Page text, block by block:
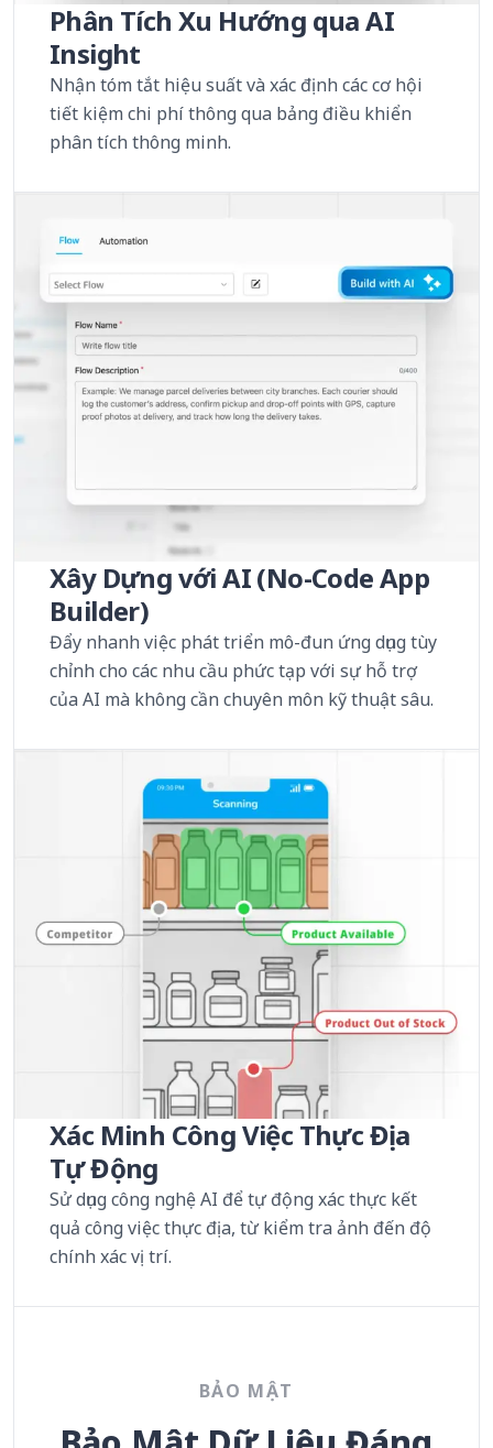
Phân Tích Xu Hướng qua AI
Insight
Nhận tóm tắt hiệu suất và xác định các cơ hội
tiết kiệm chi phí thông qua bảng điều khiển
phân tích thông minh.
Xây Dựng với AI (No-Code App
Builder)
Đẩy nhanh việc phát triển mô-đun ứng dụng tùy
chỉnh cho các nhu cầu phức tạp với sự hỗ trợ
của AI mà không cần chuyên môn kỹ thuật sâu.
Xác Minh Công Việc Thực Địa
Tự Động
Sử dụng công nghệ AI để tự động xác thực kết
quả công việc thực địa, từ kiểm tra ảnh đến độ
chính xác vị trí.
BẢO MẬT